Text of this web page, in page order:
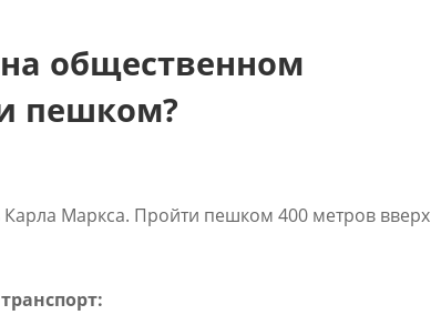
общественном
пешком?
Маркса. Пройти пешком 400 метров вверх